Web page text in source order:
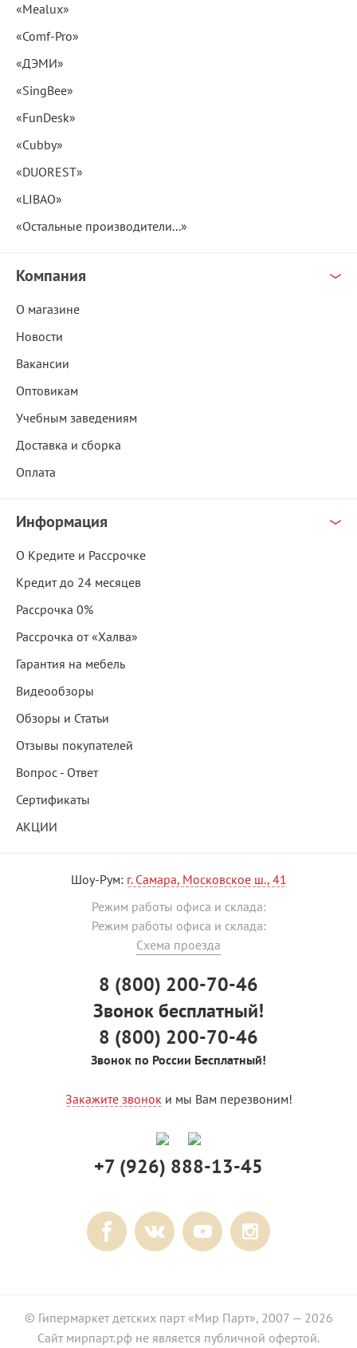
«Mealux»
«Comf-Pro»
«ДЭМИ»
«SingBee»
«FunDesk»
«Cubby»
«DUOREST»
«LIBAO»
«Остальные производители...»
Компания
О магазине
Новости
Вакансии
Оптовикам
Учебным заведениям
Доставка и сборка
Оплата
Информация
О Кредите и Рассрочке
Кредит до 24 месяцев
Рассрочка 0%
Рассрочка от «Халва»
Гарантия на мебель
Видеообзоры
Обзоры и Статьи
Отзывы покупателей
Вопрос - Ответ
Сертификаты
АКЦИИ
Шоу-Рум: г. Самара, Московское ш., 41
Режим работы офиса и склада:
Режим работы офиса и склада:
Схема проезда
8 (800) 200-70-46
Звонок бесплатный!
8 (800) 200-70-46
Звонок по России Бесплатный!
Закажите звоноки мы Вам перезвоним!
+7 (926) 888-13-45
© Гипермаркет детских парт «Мир Парт», 2007 — 2026
Сайт мирпарт.рф не является публичной офертой.